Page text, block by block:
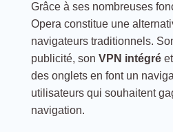
Grâce à ses nombreuses
Opera constitue une
navigateurs traditionnels.
publicité, son VPN intégréet
des onglets en font un
utilisateurs qui souhaitent
navigation.